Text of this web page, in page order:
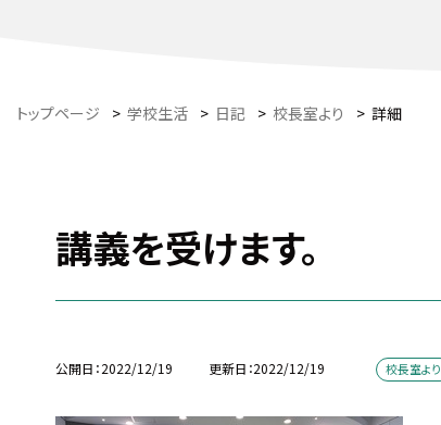
トップページ > 学校生活 > 日記 > 校長室より > 詳細
講義を受けます。
公開日 2022/12/19 更新日 2022/12/19 校長室より